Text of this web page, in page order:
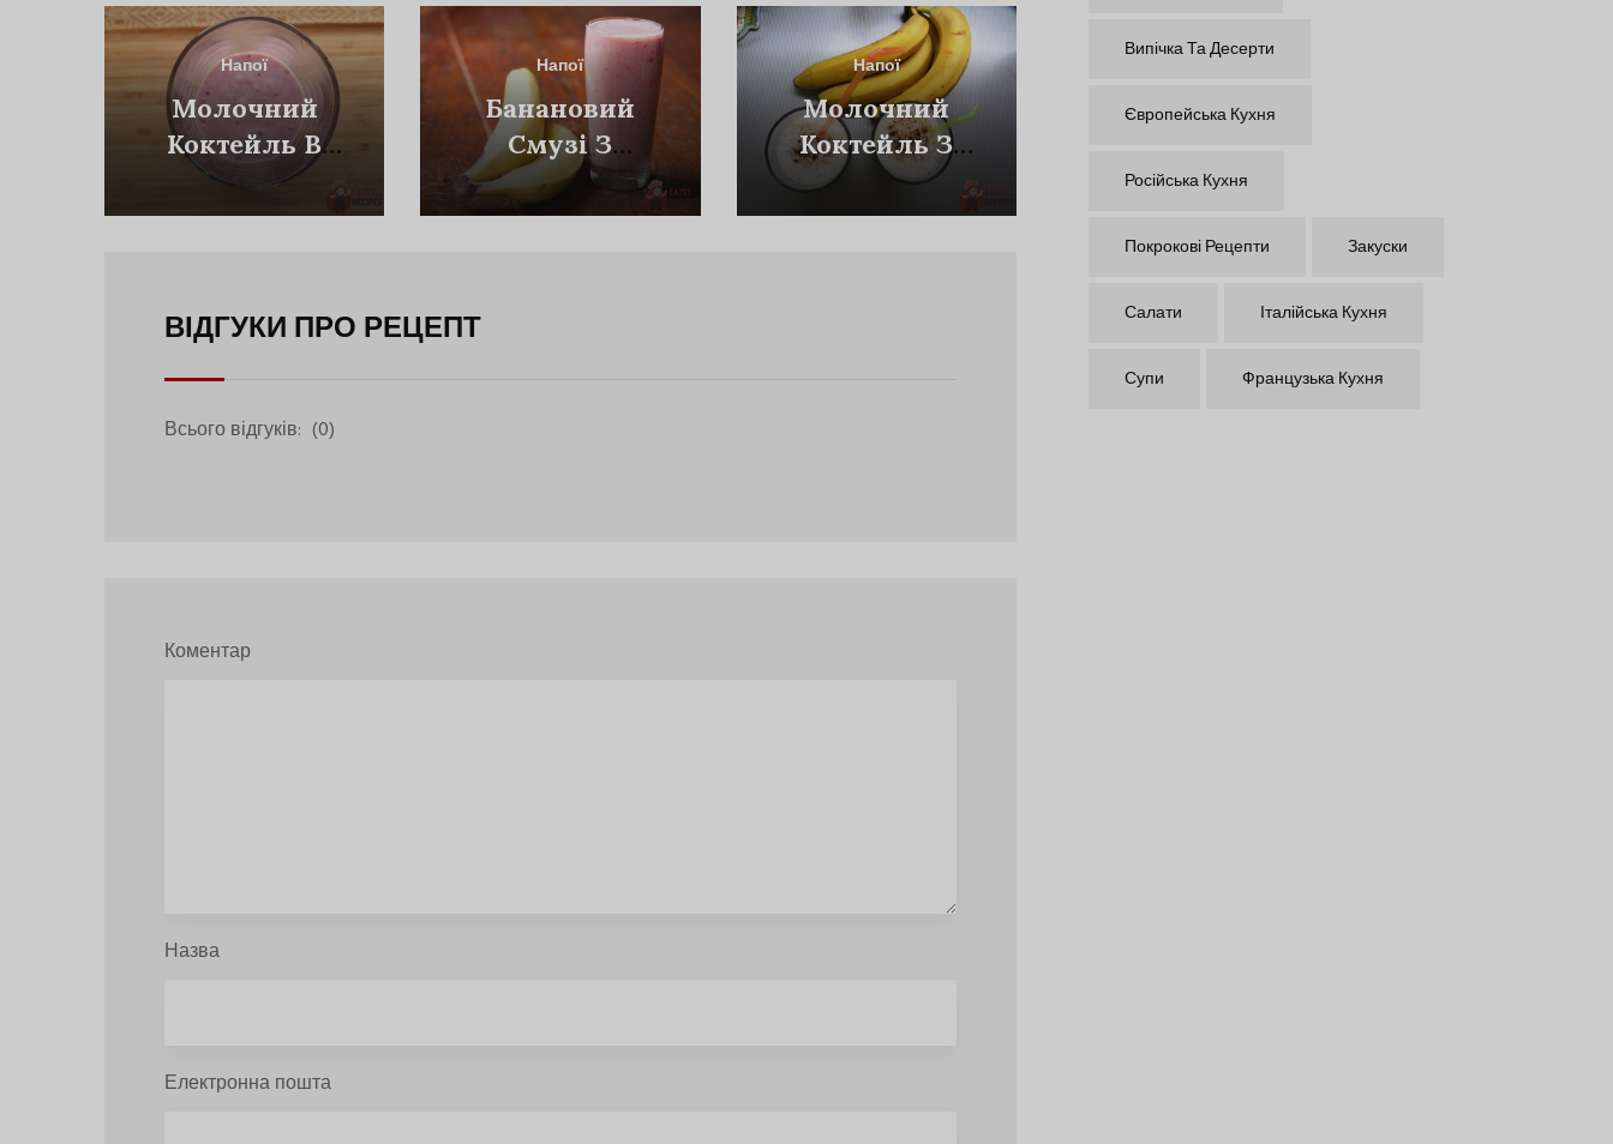
Напої
Молочний
Коктейль В
Домашніх
Умовах
Напої
Банановий
Смузі З
Чорницею
Напої
Молочний
Коктейль З
Бананами Та
Яблучним
ВІДГУКИ ПРО РЕЦЕПТ
Всього відгуків: (0)
Коментар
Назва
Електронна пошта
Випічка Та Десерти
Європейська Кухня
Російська Кухня
Покрокові Рецепти Закуски
Салати Італійська Кухня
Супи Французька Кухня